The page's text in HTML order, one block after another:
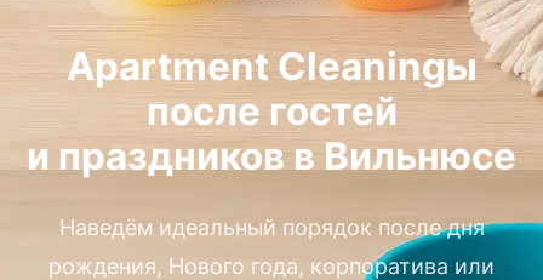
Apartment Cleaningы
после гостей
и праздников в Вильнюсе
Наведём идеальный порядок после дня
рождения, Нового года, корпоратива или